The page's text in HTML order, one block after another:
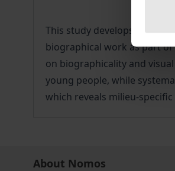
This study develops a
biographical work as part
on biographicality and
young people, while
which reveals milieu-
About Nomos